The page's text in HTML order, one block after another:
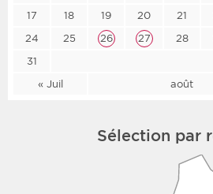
« Juil août
17
18 19 20 21
24
25 26 27 28
31
Sélection par